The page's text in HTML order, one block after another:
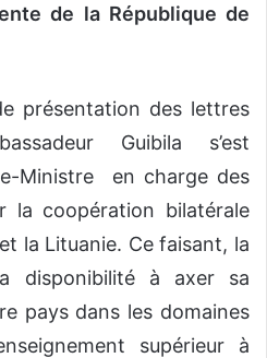
de la République de
présentation des lettres
Guibila s’est
Ministre en charge des
la coopération bilatérale
la Lituanie. Ce faisant, la
disponibilité à axer sa
pays dans les domaines
supérieur à